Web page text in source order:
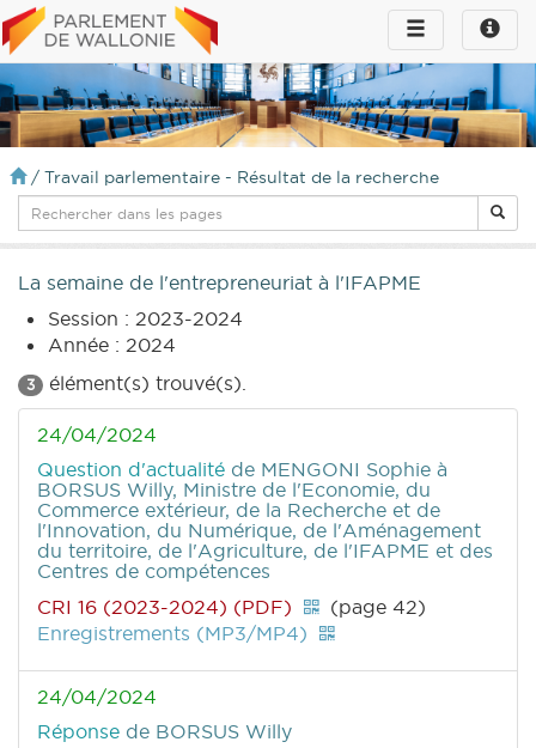
Toggle
infos
Toggle
navigation
/ Travail parlementaire - Résultat de la recherche
La semaine de l'entrepreneuriat à l'IFAPME
Session : 2023-2024
Année : 2024
3 élément(s) trouvé(s).
24/04/2024
Question d'actualité de MENGONI Sophie à
BORSUS Willy, Ministre de l'Economie, du
Commerce extérieur, de la Recherche et de
l'Innovation, du Numérique, de l'Aménagement
du territoire, de l'Agriculture, de l'IFAPME et des
Centres de compétences
CRI 16 (2023-2024) (PDF)
(page 42)
Enregistrements (MP3/MP4)
24/04/2024
Réponse de BORSUS Willy